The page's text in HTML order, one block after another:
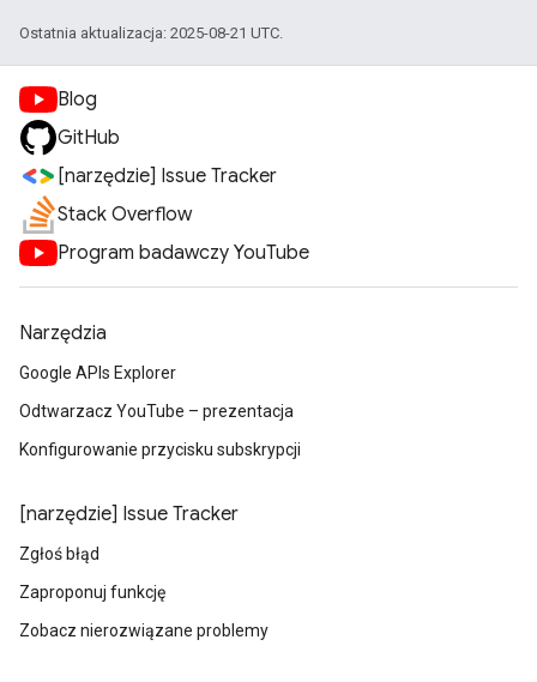
Ostatnia aktualizacja: 2025-08-21 UTC.
Blog
GitHub
[narzędzie] Issue Tracker
Stack Overflow
Program badawczy YouTube
Narzędzia
Google APIs Explorer
Odtwarzacz YouTube – prezentacja
Konfigurowanie przycisku subskrypcji
[narzędzie] Issue Tracker
Zgłoś błąd
Zaproponuj funkcję
Zobacz nierozwiązane problemy